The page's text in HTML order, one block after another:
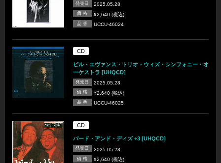
発売日 2025.05.28
価 格 ¥2,640 (税込)
品 番 UCCU-46024
CD
ビル・エヴァンス・トリオ・ウィズ・シンフォニー・オ
ーケストラ [UHQCD]
発売日 2025.05.28
価 格 ¥2,640 (税込)
品 番 UCCU-46025
CD
バード・アンド・ディズ +3 [UHQCD]
発売日 2025.05.28
価 格 ¥2,640 (税込)